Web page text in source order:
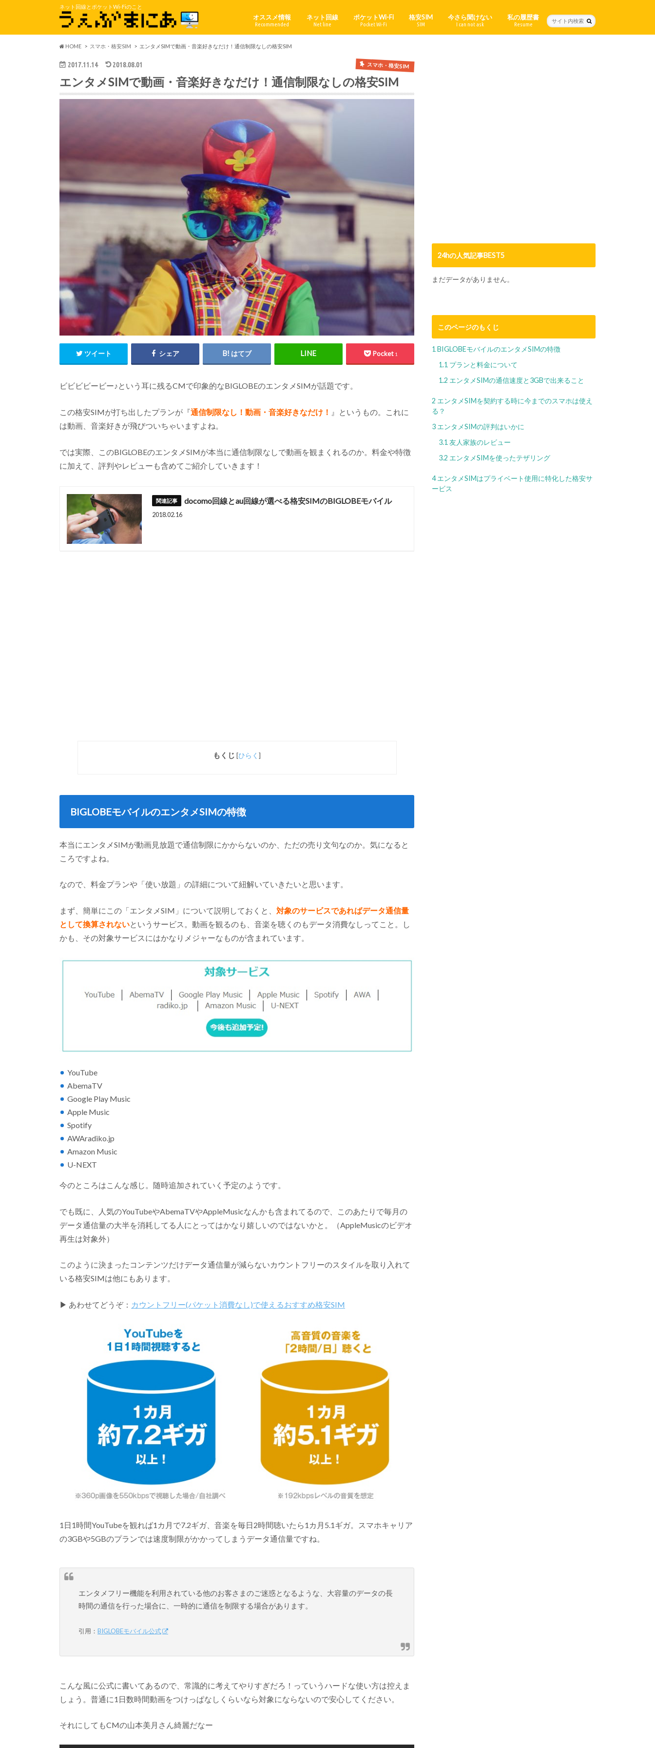
ネット回線とポケットWi-Fiのこと
オススメ情報
Recommended
ネット回線
Net line
ポケットWi-Fi
Pocket Wi-Fi
格安SIM
SIM
今さら聞けない
I can not ask
私の履歴書
Resume
HOME スマホ・格安SIM エンタメSIMで動画・音楽好きなだけ！通信制限なしの格安SIM
2017.11.14 2018.08.01 スマホ・格安SIM
エンタメSIMで動画・音楽好きなだけ！通信制限なしの格安SIM
ツイート シェア はてブ Pocket 1
ビビビビービー♪という耳に残るCMで印象的なBIGLOBEのエンタメSIMが話題です。
この格安SIMが打ち出したプランが『通信制限なし！動画・音楽好きなだけ！ 』というもの。これに
は動画、音楽好きが飛びついちゃいますよね。
では実際、このBIGLOBEのエンタメSIMが本当に通信制限なしで動画を観まくれるのか。料金や特徴
に加えて、評判やレビューも含めてご紹介していきます！
docomo回線とau回線が選べる格安SIMのBIGLOBEモバイル
2018.02.16
もくじ [ひらく ]
BIGLOBEモバイルのエンタメSIMの特徴
本当にエンタメSIMが動画見放題で通信制限にかからないのか、ただの売り文句なのか。気になると
ころですよね。
なので、料金プランや「使い放題」の詳細について紐解いていきたいと思います。
まず、簡単にこの「エンタメSIM」について説明しておくと、 対象のサービスであればデータ通信量
として換算されないというサービス。動画を観るのも、音楽を聴くのもデータ消費なしってこと。し
かも、その対象サービスにはかなりメジャーなものが含まれています。
YouTube
AbemaTV
Google Play Music
Apple Music
Spotify
AWAradiko.jp
Amazon Music
U-NEXT
今のところはこんな感じ。随時追加されていく予定のようです。
でも既に、人気のYouTubeやAbemaTVやAppleMusicなんかも含まれてるので、このあたりで毎月の
データ通信量の大半を消耗してる人にとってはかなり嬉しいのではないかと。（AppleMusicのビデオ
再生は対象外）
このように決まったコンテンツだけデータ通信量が減らないカウントフリーのスタイルを取り入れて
いる格安SIMは他にもあります。
▶ あわせてどうぞ： カウントフリー(パケット消費なし)で使えるおすすめ格安SIM
1日1時間YouTubeを観れば1カ月で7.2ギガ、音楽を毎日2時間聴いたら1カ月5.1ギガ。スマホキャリア
の3GBや5GBのプランでは速度制限がかかってしまうデータ通信量ですね。
エンタメフリー機能を利用されている他のお客さまのご迷惑となるような、大容量のデータの長
時間の通信を行った場合に、一時的に通信を制限する場合があります。
引用： BIGLOBEモバイル公式
こんな風に公式に書いてあるので、常識的に考えてやりすぎだろ！っていうハードな使い方は控えま
しょう。普通に1日数時間動画をつけっぱなしくらいなら対象にならないので安心してください。
それにしてもCMの山本美月さん綺麗だなー
24hの人気記事BEST5
まだデータがありません。
このページのもくじ
1 BIGLOBEモバイルのエンタメSIMの特徴
1.1 プランと料金について
1.2 エンタメSIMの通信速度と3GBで出来ること
2 エンタメSIMを契約する時に今までのスマホは使え
る？
3 エンタメSIMの評判はいかに
3.1 友人家族のレビュー
3.2 エンタメSIMを使ったテザリング
4エンタメSIMはプライベート使用に特化した格安サ
ービス